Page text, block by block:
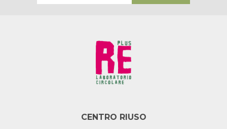
CENTRO RIUSO